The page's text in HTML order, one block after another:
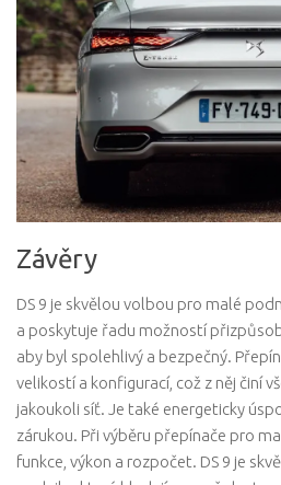
Závěry
DS 9 je skvělou volbou pro malé
a poskytuje řadu možností
aby byl spolehlivý a bezpečný.
velikostí a konfigurací, což z něj činí
jakoukoli síť. Je také energeticky
zárukou. Při výběru přepínače pro
funkce, výkon a rozpočet. DS 9 je